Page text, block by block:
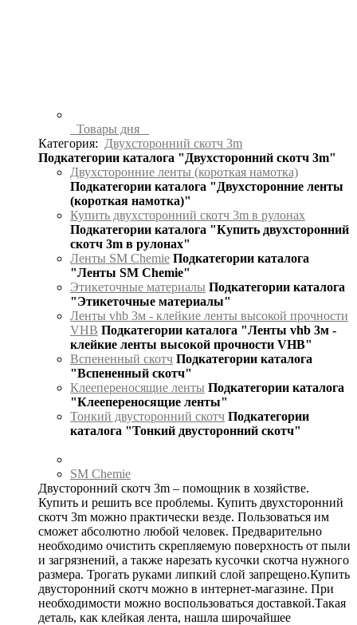
Товары дня
Категория:
Двухсторонний скотч 3m
Подкатегории каталога "Двухсторонний скотч 3m"
Двухсторонние ленты (короткая намотка)
Подкатегории каталога "Двухсторонние ленты
(короткая намотка)"
Купить двухсторонний скотч 3m в рулонах
Подкатегории каталога "Купить двухсторонний
скотч 3m в рулонах"
Ленты SM Chemie Подкатегории каталога
"Ленты SM Chemie"
Этикеточные материалы Подкатегории каталога
"Этикеточные материалы"
Ленты vhb 3м - клейкие ленты высокой прочности
VHB Подкатегории каталога "Ленты vhb 3м -
клейкие ленты высокой прочности VHB"
Вспененный скотч Подкатегории каталога
"Вспененный скотч"
Клеепереносящие ленты Подкатегории каталога
"Клеепереносящие ленты"
Тонкий двусторонний скотч Подкатегории
каталога "Тонкий двусторонний скотч"
SM Chemie
Двусторонний скотч 3m – помощник в хозяйстве.
Купить и решить все проблемы. Купить двухсторонний
скотч 3m можно практически везде. Пользоваться им
сможет абсолютно любой человек. Предварительно
необходимо очистить скрепляемую поверхность от пыли
и загрязнений, а также нарезать кусочки скотча нужного
размера. Трогать руками липкий слой запрещено.Купить
двусторонний скотч можно в интернет-магазине. При
необходимости можно воспользоваться доставкой.Такая
деталь, как клейкая лента, нашла широчайшее